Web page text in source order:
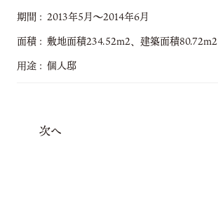
期間
2013年5月～2014年6月
面積
敷地面積234.52m2、建築面積80.72m2
用途
個人邸
次へ